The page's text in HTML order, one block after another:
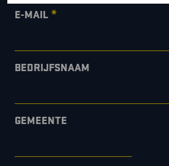
E-MAIL *
BEDRIJFSNAAM
GEMEENTE